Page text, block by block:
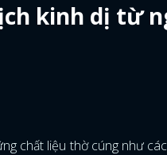
kinh dị từ
chất liệu thờ cúng như